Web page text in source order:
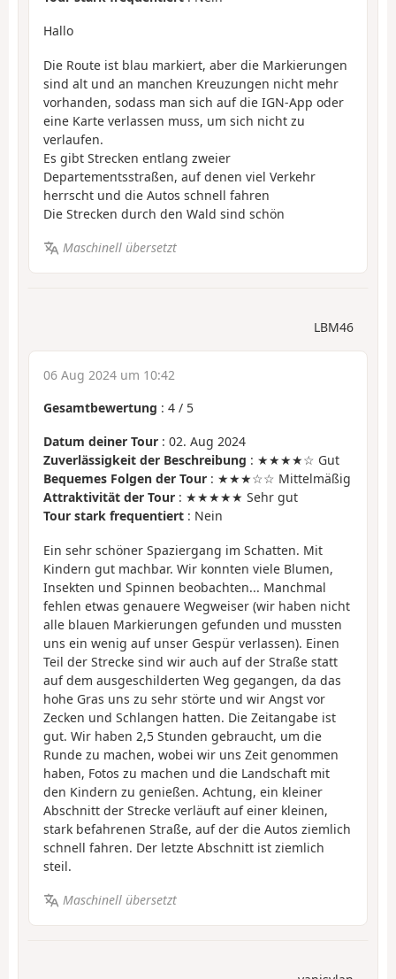
Hallo
Die Route ist blau markiert, aber die Markierungen
sind alt und an manchen Kreuzungen nicht mehr
vorhanden, sodass man sich auf die IGN-App oder
eine Karte verlassen muss, um sich nicht zu
verlaufen.
Es gibt Strecken entlang zweier
Departementsstraßen, auf denen viel Verkehr
herrscht und die Autos schnell fahren
Die Strecken durch den Wald sind schön
Maschinell übersetzt
LBM46
06 Aug 2024 um 10:42
Gesamtbewertung : 4 / 5
Datum deiner Tour : 02. Aug 2024
Zuverlässigkeit der Beschreibung : ★★★★☆ Gut
Bequemes Folgen der Tour : ★★★☆☆ Mittelmäßig
Attraktivität der Tour : ★★★★★ Sehr gut
Tour stark frequentiert : Nein
Ein sehr schöner Spaziergang im Schatten. Mit
Kindern gut machbar. Wir konnten viele Blumen,
Insekten und Spinnen beobachten... Manchmal
fehlen etwas genauere Wegweiser (wir haben nicht
alle blauen Markierungen gefunden und mussten
uns ein wenig auf unser Gespür verlassen). Einen
Teil der Strecke sind wir auch auf der Straße statt
auf dem ausgeschilderten Weg gegangen, da das
hohe Gras uns zu sehr störte und wir Angst vor
Zecken und Schlangen hatten. Die Zeitangabe ist
gut. Wir haben 2,5 Stunden gebraucht, um die
Runde zu machen, wobei wir uns Zeit genommen
haben, Fotos zu machen und die Landschaft mit
den Kindern zu genießen. Achtung, ein kleiner
Abschnitt der Strecke verläuft auf einer kleinen,
stark befahrenen Straße, auf der die Autos ziemlich
schnell fahren. Der letzte Abschnitt ist ziemlich
steil.
Maschinell übersetzt